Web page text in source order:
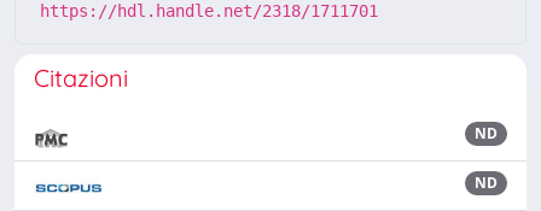
https://hdl.handle.net/2318/1711701
Citazioni
ND
ND